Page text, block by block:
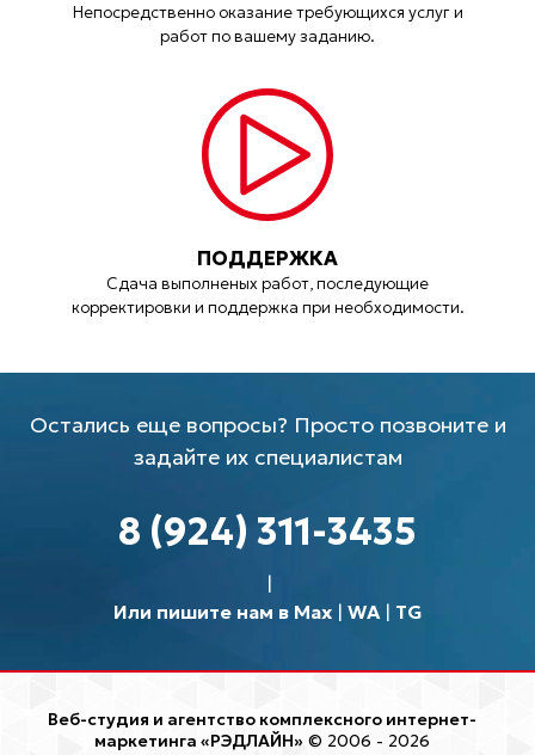
Непосредственно оказание требующихся услуг и
работ по вашему заданию.
ПОДДЕРЖКА
Сдача выполненых работ, последующие
корректировки и поддержка при необходимости.
Остались еще вопросы? Просто позвоните и
задайте их специалистам
8 (924) 311-3435
Или пишите нам в Max| WA| TG
Веб-студия и агентство комплексного интернет-
маркетинга «РЭДЛАЙН» © 2006 - 2026